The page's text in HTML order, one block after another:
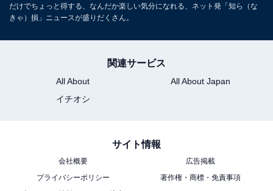
だけでちょっと得する、なんだか楽しい気分になれる、ネット発「知ら（な
きゃ）損」ニュースが盛りだくさん。
関連サービス
All About
All About Japan
イチオシ
サイト情報
会社概要
広告掲載
プライバシーポリシー
著作権・商標・免責事項